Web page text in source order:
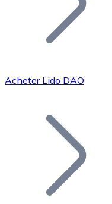
Bitcoin
Acheter Lido DAO